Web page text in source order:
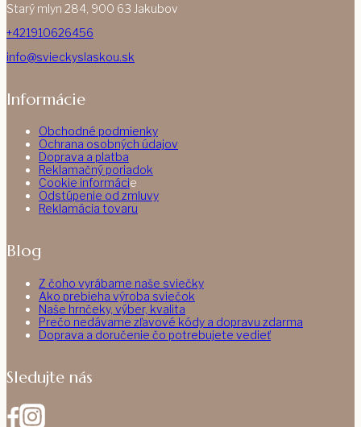
Starý mlyn 284, 900 63 Jakubov
+421910626456
info@svieckyslaskou.sk
Informácie
Obchodné podmienky
Ochrana osobných údajov
Doprava a platba
Reklamačný poriadok
Cookie informácie
Odstúpenie od zmluvy
Reklamácia tovaru
Blog
Z čoho vyrábame naše sviečky
Ako prebieha výroba sviečok
Naše hrnčeky, výber, kvalita
Prečo nedávame zľavové kódy a dopravu zdarma
Doprava a doručenie čo potrebujete vedieť
Sledujte nás